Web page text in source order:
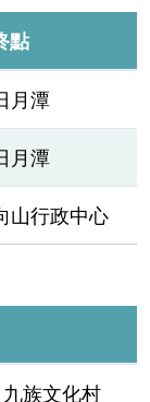
點
月潭
月潭
山行政中心
族文化村